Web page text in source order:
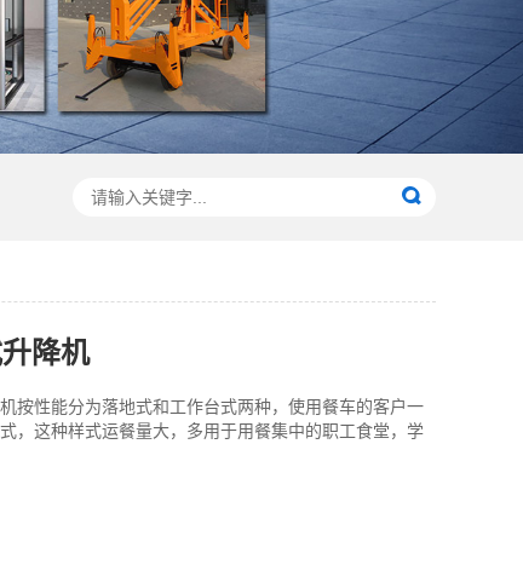
降机
按性能分为落地式和工作台式两种，使用餐车的客户一
，这种样式运餐量大，多用于用餐集中的职工食堂，学